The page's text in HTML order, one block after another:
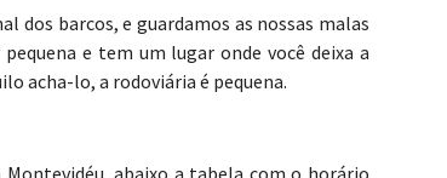
dos barcos, e guardamos as nossas malas
e tem um lugar onde você deixa a
acha-lo, a rodoviária é pequena.